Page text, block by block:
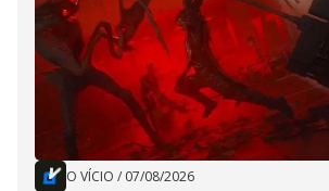
O VÍCIO / 07/08/2026